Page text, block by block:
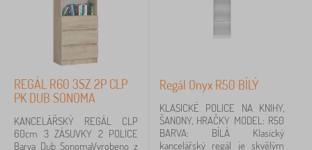
REGÁL R60 3SZ 2P CLP
PK DUB SONOMA
KANCELÁŘSKÝ REGÁL CLP
60cm 3 ZÁSUVKY 2 POLICE
Barva Dub SonomaVyrobeno z
Regál Onyx R50 BÍLÝ
KLASICKÉ POLICE NA KNIHY,
ŠANONY, HRAČKY MODEL: R50
BARVA: BÍLÁ Klasický
kancelářský regál je skvělým